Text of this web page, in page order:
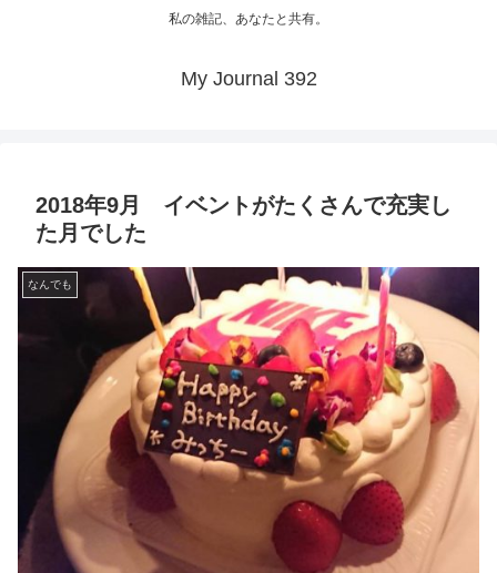
私の雑記、あなたと共有。
My Journal 392
2018年9月 イベントがたくさんで充実し
た月でした
なんでも